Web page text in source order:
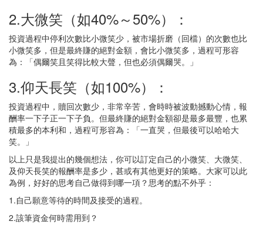
2.大微笑（如40%～50%）：
投資過程中停利次數比小微笑少，被市場折磨（回檔）的次數也比
小微笑多，但是最終賺的絕對金額，會比小微笑多，過程可形容
為：「偶爾笑且笑得比較大聲，但也必須偶爾哭。」
3.仰天長笑（如100%）：
投資過程中，贖回次數少，非常辛苦，會時時被波動撼動心情，報
酬率一下子正一下子負。但最終賺的絕對金額卻是最多最豐，也累
積最多的本利和，過程可形容為：「一直哭，但最後可以哈哈大
笑。」
以上只是我提出的幾個想法，你可以訂定自己的小微笑、大微笑、
及仰天長笑的報酬率是多少，甚或有其他更好的策略。大家可以此
為例，好好的思考自己做得到哪一項？思考的點不外乎：
1.自己願意等待的時間及接受的過程。
2.該筆資金何時需用到？